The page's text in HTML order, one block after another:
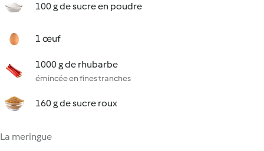
100 g de sucre en poudre
1 œuf
1000 g de rhubarbe
émincée en fines tranches
160 g de sucre roux
La meringue